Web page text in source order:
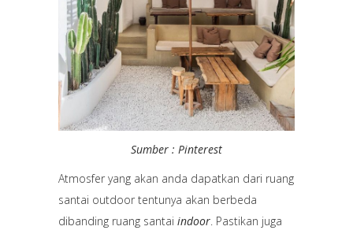
Sumber : Pinterest
Atmosfer yang akan anda dapatkan dari ruang
santai outdoor tentunya akan berbeda
dibanding ruang santai indoor. Pastikan juga